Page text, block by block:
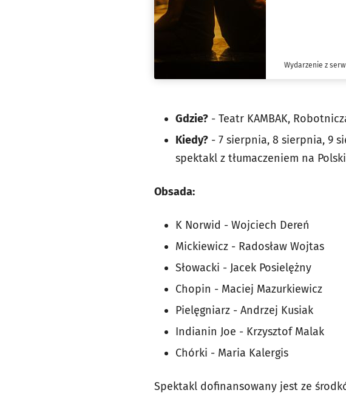
Wydarzenie z
Gdzie? - Teatr KAMBAK,
Kiedy? - 7 sierpnia, 8 sierpnia, 9
spektakl z tłumaczeniem na
Obsada:
K Norwid - Wojciech Dereń
Mickiewicz - Radosław Wojtas
Słowacki - Jacek Posielężny
Chopin - Maciej Mazurkiewicz
Pielęgniarz - Andrzej Kusiak
Indianin Joe - Krzysztof Malak
Chórki - Maria Kalergis
Spektakl dofinansowany jest ze